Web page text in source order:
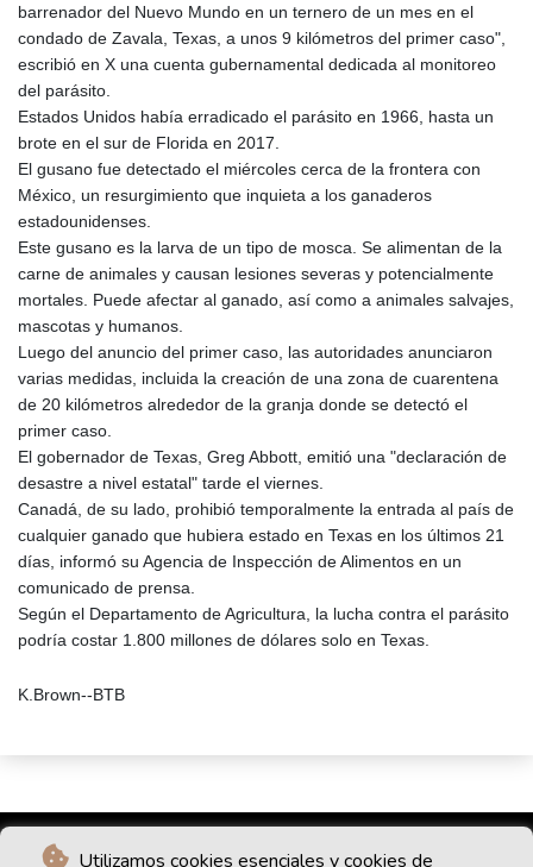
Utilizamos cookies esenciales y cookies de
barrenador del Nuevo Mundo en un ternero de un mes en el
condado de Zavala, Texas, a unos 9 kilómetros del primer caso",
escribió en X una cuenta gubernamental dedicada al monitoreo
del parásito.
Estados Unidos había erradicado el parásito en 1966, hasta un
brote en el sur de Florida en 2017.
El gusano fue detectado el miércoles cerca de la frontera con
México, un resurgimiento que inquieta a los ganaderos
estadounidenses.
Este gusano es la larva de un tipo de mosca. Se alimentan de la
carne de animales y causan lesiones severas y potencialmente
mortales. Puede afectar al ganado, así como a animales salvajes,
mascotas y humanos.
Luego del anuncio del primer caso, las autoridades anunciaron
varias medidas, incluida la creación de una zona de cuarentena
de 20 kilómetros alrededor de la granja donde se detectó el
primer caso.
El gobernador de Texas, Greg Abbott, emitió una "declaración de
desastre a nivel estatal" tarde el viernes.
Canadá, de su lado, prohibió temporalmente la entrada al país de
cualquier ganado que hubiera estado en Texas en los últimos 21
días, informó su Agencia de Inspección de Alimentos en un
comunicado de prensa.
Según el Departamento de Agricultura, la lucha contra el parásito
podría costar 1.800 millones de dólares solo en Texas.
K.Brown--BTB